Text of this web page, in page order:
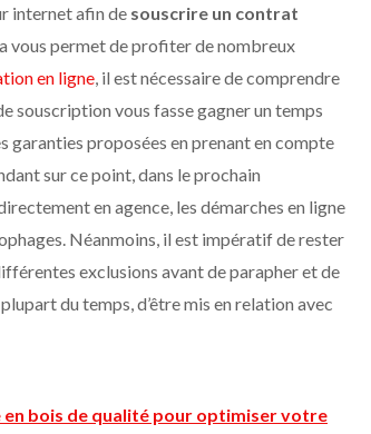
internet afin desouscrire un contrat
vous permet de profiter de nombreux
en ligne, il est nécessaire de comprendre
souscription vous fasse gagner un temps
proposées en prenant en compte
sur ce point, dans le prochain
en agence, les démarches en ligne
Néanmoins, il est impératif de rester
exclusions avant de parapher et de
du temps, d’être mis en relation avec
en bois de qualité pour optimiser votre